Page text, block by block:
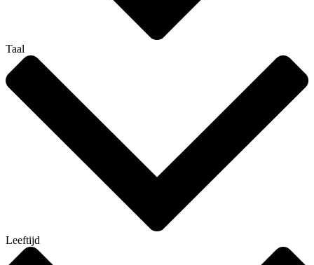
Taal
Leeftijd